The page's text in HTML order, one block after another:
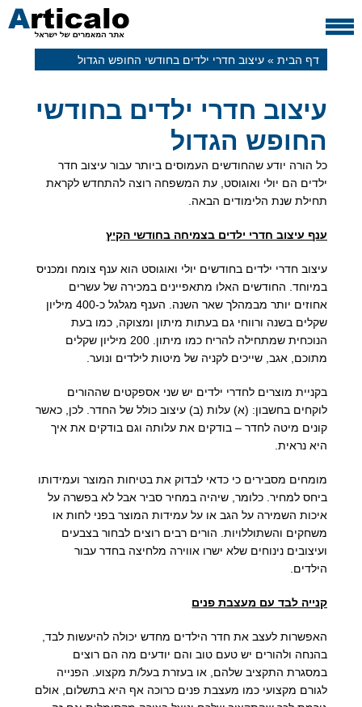
דף הבית» עיצוב חדרי ילדים בחודשי החופש הגדול
עיצוב חדרי ילדים בחודשי
החופש הגדול
כל הורה יודע שהחודשים העמוסים ביותר עבור עיצוב חדר
ילדים הם יולי ואוגוסט, עת המשפחה רוצה להתחדש לקראת
תחילת שנת הלימודים הבאה.
ענף עיצוב חדרי ילדים בצמיחה בחודשי הקיץ
עיצוב חדרי ילדים בחודשים יולי ואוגוסט הוא ענף צומח ומכניס
במיוחד. החודשים האלו מתאפיינים במכירה של עשרים
אחוזים יותר מבמהלך שאר השנה. הענף מגלגל כ-400 מיליון
שקלים בשנה ורווחי גם בעתות מיתון ומצוקה, כמו בעת
הנוכחית שמתחילה להריח כמו מיתון. 200 מיליון שקלים
מתוכם, אגב, שייכים לקניה של מיטות לילדים ונוער.
בקניית מוצרים לחדרי ילדים יש שני אספקטים שההורים
לוקחים בחשבון: (א) עלות (ב) עיצוב כולל של החדר. לכן, כאשר
קונים מיטה לחדר – בודקים את עלותה וגם בודקים את איך
היא נראית.
מומחים מסבירים כי כדאי לבדוק את בטיחות המוצר ועמידותו
ביחס למחיר. כלומר, שיהיה במחיר סביר אבל לא בפשרה על
איכות השמירה על הגב או על עמידות המוצר בפני לחות או
משחקים והשתוללויות. הורים רבים רוצים לבחור בצבעים
ועיצובים נינוחים שלא ישרו אווירה מלחיצה בחדר עבור
הילדים.
קנייה לבד עם מעצבת פנים
האפשרות לעצב את חדר הילדים מחדש יכולה להיעשות לבד,
בהנחה ולהורים יש טעם טוב והם יודעים מה הם רוצים
במסגרת התקציב שלהם, או בעזרת בעל/ת מקצוע. הפנייה
לגורם מקצועי כמו מעצבת פנים כרוכה אף היא בתשלום, אולם